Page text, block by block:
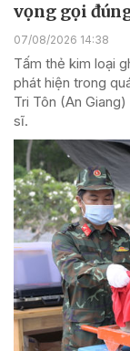
vọng gọi
07/08/2026 14:38
Tấm thẻ kim loại
phát hiện trong
Tri Tôn (An
sĩ.